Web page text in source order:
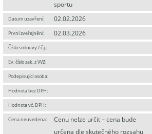
sportu
Datum uzavření: 02.02.2026
První zveřejnění: 02.03.2026
Číslo smlouvy / č.j.:
Ev. číslo zak. z VVZ:
Podepisující osoba:
Hodnota bez DPH:
Hodnota vč. DPH:
Cena neuvedena:
Cenu nelze určit – cena bude
určena dle skutečného rozsahu